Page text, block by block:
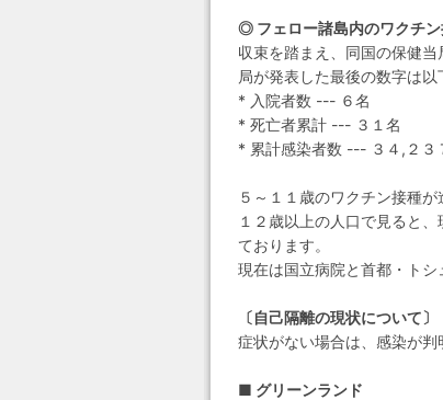
◎ フェロー諸島内のワクチ
収束を踏まえ、同国の保健
局が発表した最後の数字は以
* 入院者数 --- ６名
* 死亡者累計 --- ３１名
* 累計感染者数 --- ３４,２３
５～１１歳のワクチン接種が
１２歳以上の人口で見ると
ております。
現在は国立病院と首都・ト
〔自己隔離の現状について〕
症状がない場合は、感染が判
■ グリーンランド